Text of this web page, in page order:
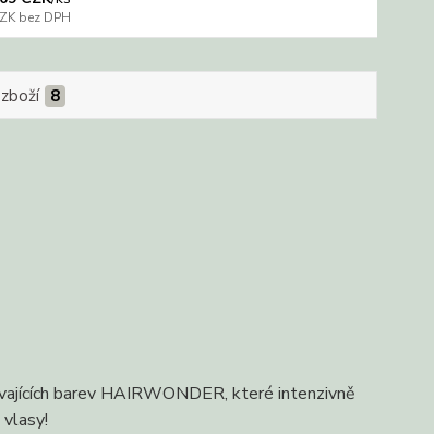
bez DPH
8
barev HAIRWONDER, které intenzivně